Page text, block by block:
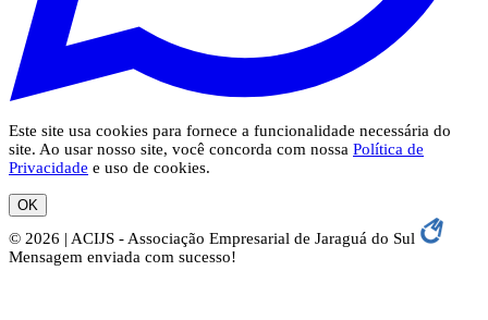
Este site usa cookies para fornece a funcionalidade necessária do
site. Ao usar nosso site, você concorda com nossa Política de
Privacidade e uso de cookies.
OK
© 2026 | ACIJS - Associação Empresarial de Jaraguá do Sul
Mensagem enviada com sucesso!